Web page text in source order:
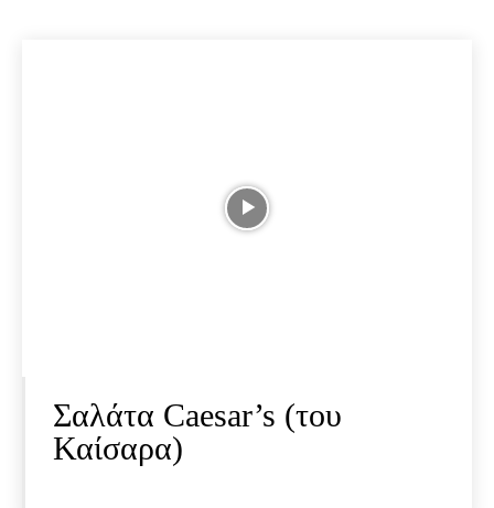
Σαλάτα Caesar’s (του
Καίσαρα)